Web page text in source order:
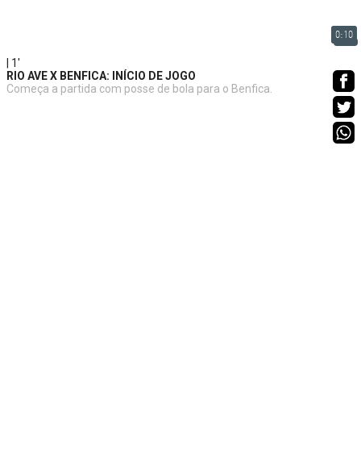
0:10
| 1'
RIO AVE X BENFICA: INÍCIO DE JOGO
Começa a partida com posse de bola para o Benfica.